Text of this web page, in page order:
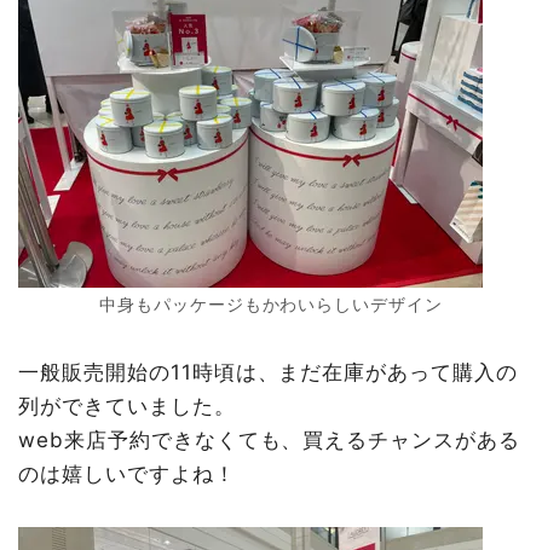
中身もパッケージもかわいらしいデザイン
一般販売開始の11時頃は、まだ在庫があって購入の
列ができていました。
web来店予約できなくても、買えるチャンスがある
のは嬉しいですよね！